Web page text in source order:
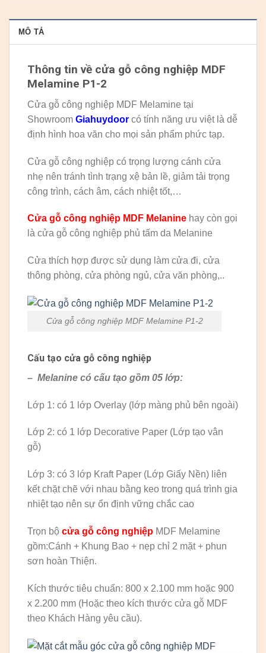
MÔ TẢ
Thông tin về cửa gỗ công nghiệp MDF
Melamine P1-2
Cửa gỗ công nghiệp MDF Melamine tại
Showroom Giahuydoor có tính năng ưu việt là dễ
định hình hoa văn cho mọi sản phẩm phức tạp.
Cửa gỗ công nghiệp có trọng lượng cánh cửa
nhẹ nên tránh tình trạng xệ bản lề, giảm tải trọng
công trình, cách âm, cách nhiệt tốt,…
Cửa gỗ công nghiệp MDF Melanine hay còn gọi
là cửa gỗ công nghiệp phủ tấm da Melanine
Cửa thích hợp được sử dụng làm cửa đi, cửa
thông phòng, cửa phòng ngủ, cửa văn phòng,..
Cửa gỗ công nghiệp MDF Melamine P1-2
Cấu tạo cửa gỗ công nghiệp
– Melanine có cấu tạo gồm 05 lớp:
Lớp 1: có 1 lớp Overlay (lớp màng phủ bên ngoài)
Lớp 2: có 1 lớp Decorative Paper (Lớp tạo vân
gỗ)
Lớp 3: có 3 lớp Kraft Paper (Lớp Giấy Nền) liên
kết chặt chẽ với nhau bằng keo trong quá trình gia
nhiệt tạo nên sự ổn định vững chắc cao
Trọn bộ cửa gỗ công nghiệp MDF Melamine
gồm:Cánh + Khung Bao + nẹp chỉ 2 mặt + phun
sơn hoàn Thiện.
Kích thước tiêu chuẩn: 800 x 2.100 mm hoặc 900
x 2.200 mm (Hoặc theo kích thước cửa gỗ MDF
theo Khách Hàng yêu cầu).